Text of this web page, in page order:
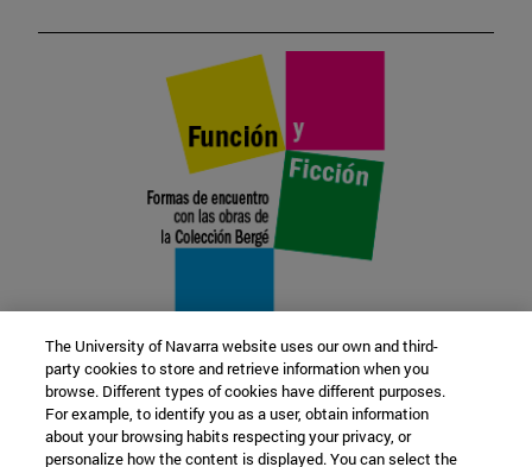
22 SEP
FUNCIÓN Y FICCIÓN. Varios artistas
The University of Navarra website uses our own and third-
party cookies to store and retrieve information when you
browse. Different types of cookies have different purposes.
For example, to identify you as a user, obtain information
about your browsing habits respecting your privacy, or
personalize how the content is displayed. You can select the